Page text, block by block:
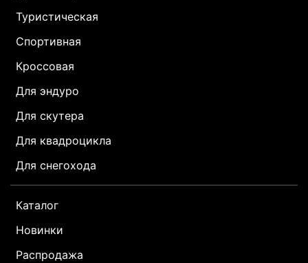
Туристическая
Спортивная
Кроссовая
Для эндуро
Для скутера
Для квадроцикла
Для снегохода
Каталог
Новинки
Распродажа